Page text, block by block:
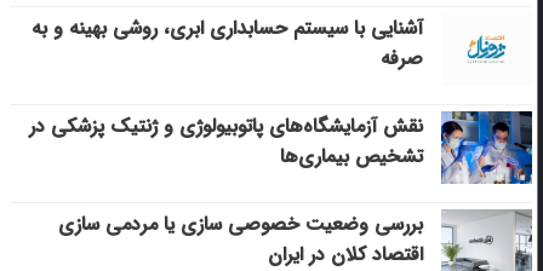
آشنایی با سیستم حسابداری ابری، روشی بهینه و به
صرفه
نقش آزمایشگاه‌های پاتوبیولوژی و ژنتیک پزشکی در
تشخیص بیماری‌ها
بررسی وضعیت خصوصی سازی یا مردمی سازی
اقتصاد کلان در ایران